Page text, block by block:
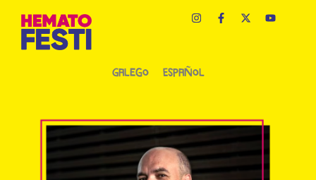
Galego Español